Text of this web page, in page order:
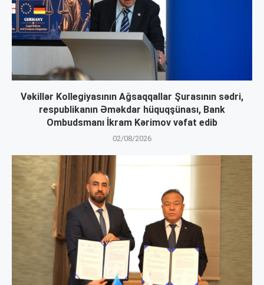
Vəkillər Kollegiyasının Ağsaqqallar Şurasının sədri,
respublikanın Əməkdar hüquqşünası, Bank
Ombudsmanı İkram Kərimov vəfat edib
02/08/2026